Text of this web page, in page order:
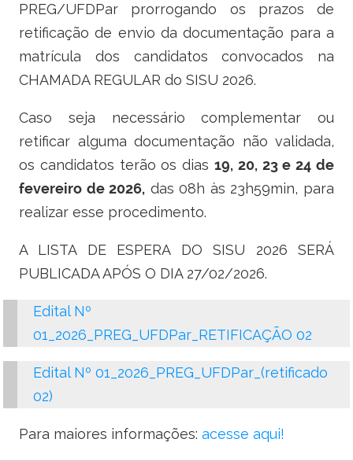
Ministério da Ciência, Tecnologia, Inovações e Comunicações
Ministério do Turismo
Ministério das Cidades
Ministério da Transparência e Controladoria-Geral da União
Secretaria-Geral da Presidência da República
Gabinete de Segurança Institucional
Advocacia-Geral da União
PREG/UFDPar prorrogando os prazos de
retificação de envio da documentação para a
matrícula dos candidatos convocados na
CHAMADA REGULAR do SISU 2026.
Caso seja necessário complementar ou
retificar alguma documentação não validada,
os candidatos terão os dias 19, 20, 23 e 24 de
fevereiro de 2026, das 08h às 23h59min, para
realizar esse procedimento.
A LISTA DE ESPERA DO SISU 2026 SERÁ
PUBLICADA APÓS O DIA 27/02/2026.
Edital Nº
01_2026_PREG_UFDPar_RETIFICAÇÃO 02
Edital Nº 01_2026_PREG_UFDPar_(retificado
02)
Para maiores informações: acesse aqui!